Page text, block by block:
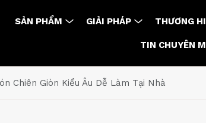
SẢN PHẨM GIẢI PHÁP THƯƠNG
TIN CHUYÊN
Chiên Giòn Kiểu Âu Dễ Làm Tại Nhà